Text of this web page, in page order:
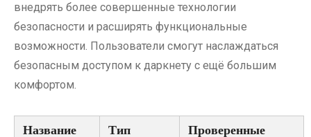
внедрять более совершенные технологии
безопасности и расширять функциональные
возможности. Пользователи смогут наслаждаться
безопасным доступом к даркнету с ещё большим
комфортом.
Название
Тип
Проверенные